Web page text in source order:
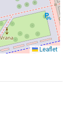
Leaflet